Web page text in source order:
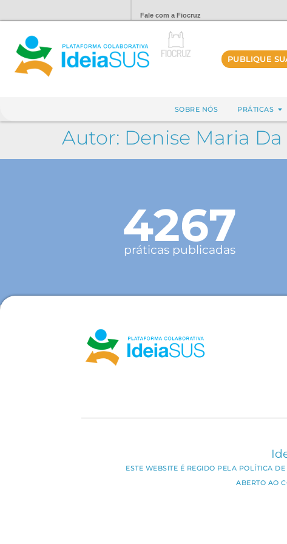
Fale com a Fiocruz
PUBLIQUE
SOBRE NÓS PRÁTICAS
Autor: Denise Maria Da
4267
práticas publicadas
ESTE WEBSITE É REGIDO PELA POLÍTICA
ABERTO AO